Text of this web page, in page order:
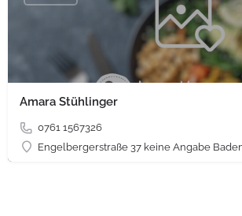
Amara Stühlinger
0761 1567326
Engelbergerstraße 37 keine Angabe